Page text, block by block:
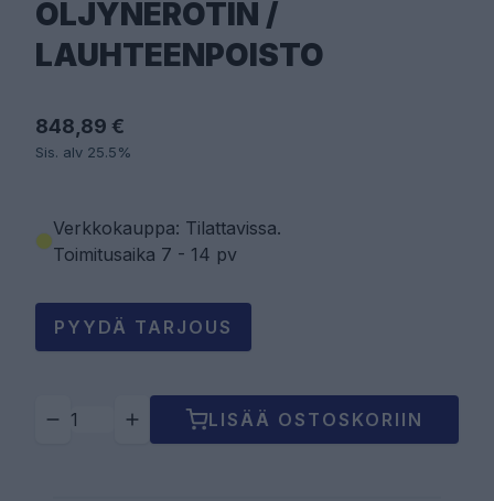
ÖLJYNEROTIN /
LAUHTEENPOISTO
848,89 €
Sis. alv 25.5%
Verkkokauppa: Tilattavissa.
Toimitusaika 7 - 14 pv
PYYDÄ TARJOUS
LISÄÄ OSTOSKORIIN